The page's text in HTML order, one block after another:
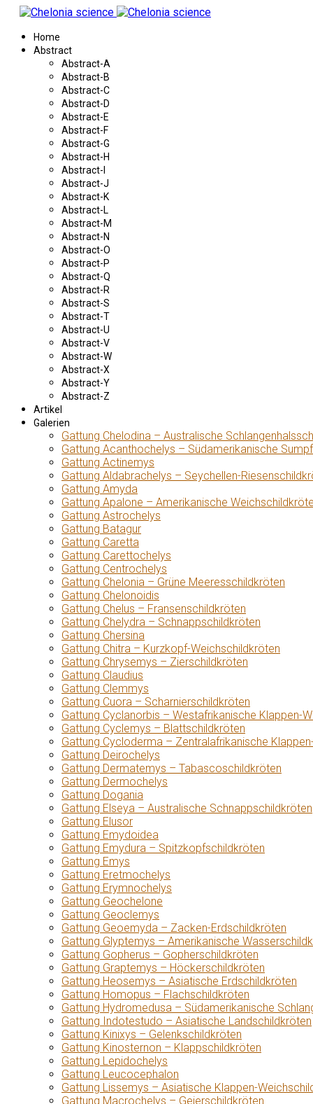
Home
Abstract
Abstract-A
Abstract-B
Abstract-C
Abstract-D
Abstract-E
Abstract-F
Abstract-G
Abstract-H
Abstract-I
Abstract-J
Abstract-K
Abstract-L
Abstract-M
Abstract-N
Abstract-O
Abstract-P
Abstract-Q
Abstract-R
Abstract-S
Abstract-T
Abstract-U
Abstract-V
Abstract-W
Abstract-X
Abstract-Y
Abstract-Z
Artikel
Galerien
Gattung Chelodina – Australische
Gattung Acanthochelys – Südamerikanische
Gattung Actinemys
Gattung Aldabrachelys – Seychellen-
Gattung Amyda
Gattung Apalone – Amerikanische
Gattung Astrochelys
Gattung Batagur
Gattung Caretta
Gattung Carettochelys
Gattung Centrochelys
Gattung Chelonia – Grüne Meeresschildkröten
Gattung Chelonoidis
Gattung Chelus – Fransenschildkröten
Gattung Chelydra – Schnappschildkröten
Gattung Chersina
Gattung Chitra – Kurzkopf-Weichschildkröten
Gattung Chrysemys – Zierschildkröten
Gattung Claudius
Gattung Clemmys
Gattung Cuora – Scharnierschildkröten
Gattung Cyclanorbis – Westafrikanische Klappen-
Gattung Cyclemys – Blattschildkröten
Gattung Cycloderma – Zentralafrikanische
Gattung Deirochelys
Gattung Dermatemys – Tabascoschildkröten
Gattung Dermochelys
Gattung Dogania
Gattung Elseya – Australische Schnappschildkröten
Gattung Elusor
Gattung Emydoidea
Gattung Emydura – Spitzkopfschildkröten
Gattung Emys
Gattung Eretmochelys
Gattung Erymnochelys
Gattung Geochelone
Gattung Geoclemys
Gattung Geoemyda – Zacken-Erdschildkröten
Gattung Glyptemys – Amerikanische
Gattung Gopherus – Gopherschildkröten
Gattung Graptemys – Höckerschildkröten
Gattung Heosemys – Asiatische Erdschildkröten
Gattung Homopus – Flachschildkröten
Gattung Hydromedusa – Südamerikanische
Gattung Indotestudo – Asiatische Landschildkröten
Gattung Kinixys – Gelenkschildkröten
Gattung Kinosternon – Klappschildkröten
Gattung Lepidochelys
Gattung Leucocephalon
Gattung Lissemys – Asiatische Klappen-
Gattung Macrochelys – Geierschildkröten